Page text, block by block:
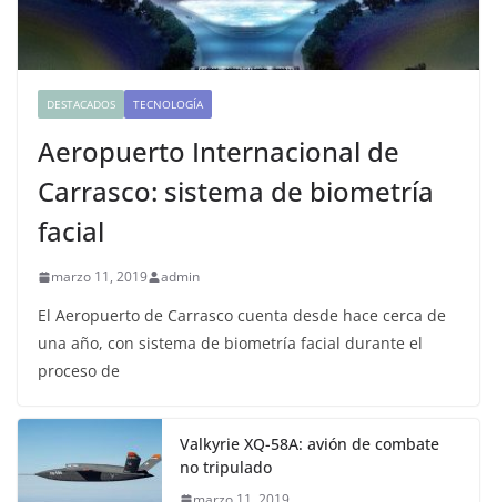
Aeropuerto Internacional de
Carrasco: sistema de biometría
facial
marzo 11, 2019 admin
El Aeropuerto de Carrasco cuenta desde hace cerca de
una año, con sistema de biometría facial durante el
proceso de
Valkyrie XQ-58A: avión de combate
no tripulado